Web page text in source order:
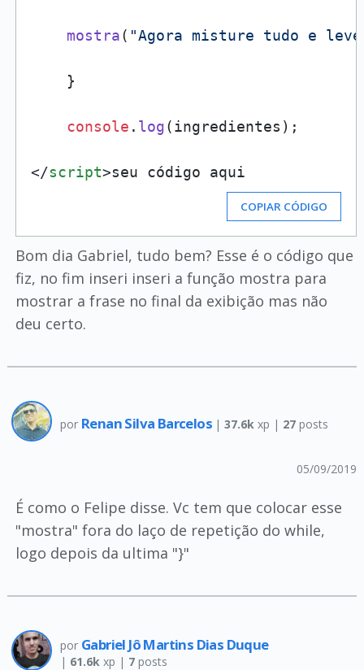
mostra( "Agora misture tudo e
    }
console . log(ingredientes);
</script>seu código aqui
COPIAR CÓDIGO
Bom dia Gabriel, tudo bem? Esse é o código que
fiz, no fim inseri inseri a função mostra para
mostrar a frase no final da exibição mas não
deu certo.
por Renan Silva Barcelos |37.6k xp | 27 posts
05/09/2019
É como o Felipe disse. Vc tem que colocar esse
"mostra" fora do laço de repetição do while,
logo depois da ultima "}"
por Gabriel Jô Martins Dias Duque
| 61.6kxp | 7posts